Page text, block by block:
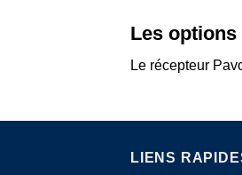
Les
Le récepteur
LIENS